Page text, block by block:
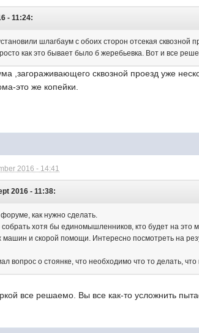
- 11:24:
шлагбаум с обоих сторон отсекая
как это бывает было б жеребьевка. Вот и все
,загораживающего сквозной проезд уже
это же копейки.
2016 - 14:41
2016 - 11:38:
форуме, как нужно сделать.
хотя бы единомышленников, кто будет на
и скорой помощи. Интересно посмотреть на
вопрос о стоянке, что необходимо что то делать,
все решаемо. Вы все как-то усложнить